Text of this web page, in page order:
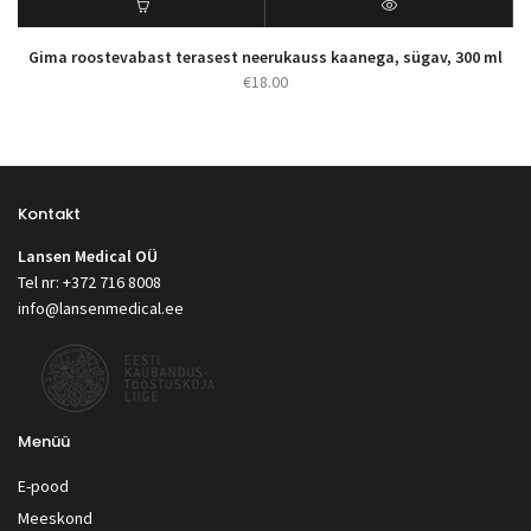
Gima roostevabast terasest neerukauss kaanega, sügav, 300 ml
€18.00
Kontakt
Lansen Medical OÜ
Tel nr: +372 716 8008
info@lansenmedical.ee
Menüü
E-pood
Meeskond